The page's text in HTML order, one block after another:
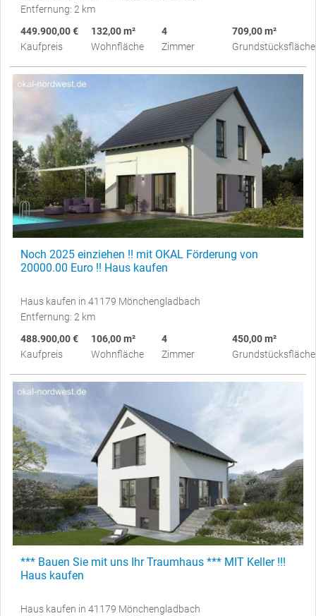
Entfernung: 2 km
449.900,00 €
Kaufpreis
132,00 m²
Wohnfläche
4
Zimmer
709,00 m²
Grundstücksfläche
Noch 2025 einziehen !! mit OKAL Förderung von
20000.00 Euro !! Haus kaufen
Haus kaufen in 41179 Mönchengladbach
Entfernung: 2 km
488.900,00 €
Kaufpreis
106,00 m²
Wohnfläche
4
Zimmer
450,00 m²
Grundstücksfläche
*** Bauen Sie mit uns Ihr Traumhaus *** MIT Keller !!!
Haus kaufen
Haus kaufen in 41179 Mönchengladbach